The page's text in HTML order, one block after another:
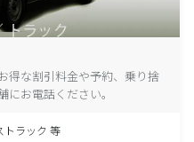
得な割引料金や予約、乗り捨
お電話ください。
トラック 等